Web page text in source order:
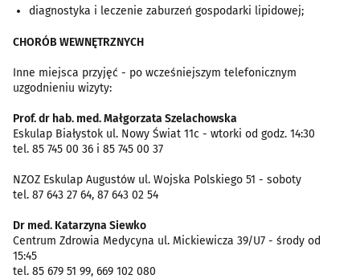
diagnostyka i leczenie zaburzeń gospodarki lipidowej;
CHORÓB WEWNĘTRZNYCH
Inne miejsca przyjęć - po wcześniejszym telefonicznym
uzgodnieniu wizyty:
Prof. dr hab. med. Małgorzata Szelachowska
Eskulap Białystok ul. Nowy Świat 11c - wtorki od godz. 14:30
tel. 85 745 00 36 i 85 745 00 37
NZOZ Eskulap Augustów ul. Wojska Polskiego 51 - soboty
tel. 87 643 27 64, 87 643 02 54
Dr med. Katarzyna Siewko
Centrum Zdrowia Medycyna ul. Mickiewicza 39/U7 - środy od
15:45
tel. 85 679 51 99, 669 102 080